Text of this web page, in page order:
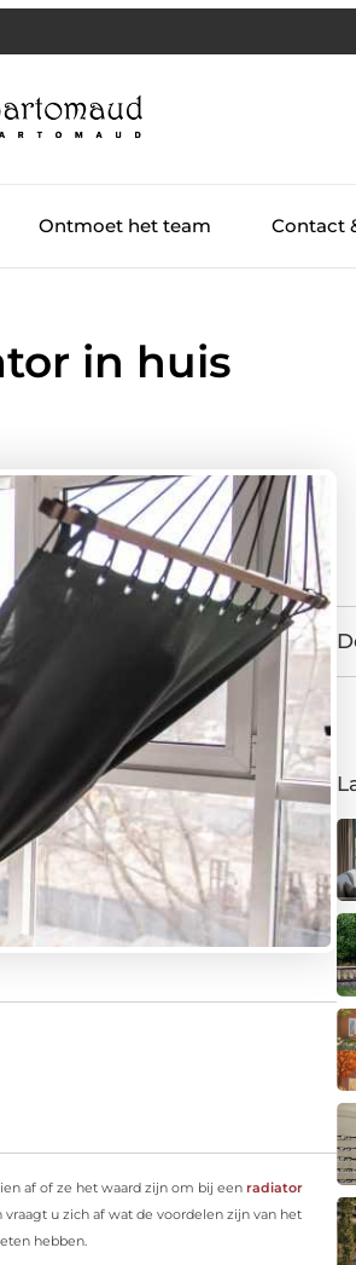
Ontmoet het team Contact
in huis
af ​​of ze het waard zijn om bij een radiator
​​u zich af wat de voordelen zijn van het
hebben.